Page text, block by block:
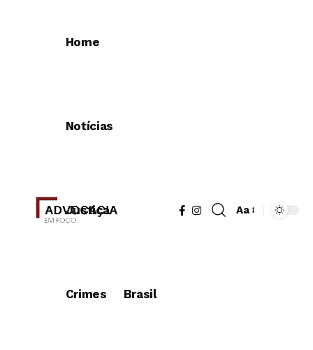
Home
Notícias
Justiça
Crimes Brasil
Aa